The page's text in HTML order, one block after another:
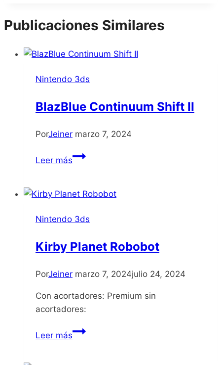
entrada:
Publicaciones Similares
Nintendo 3ds
BlazBlue Continuum Shift II
PorJeiner marzo 7, 2024
Leer másBlazBlue
II
Nintendo 3ds
Kirby Planet Robobot
PorJeiner marzo 7, 2024julio 24, 2024
Con acortadores: Premium sin
acortadores:
Leer másKirby